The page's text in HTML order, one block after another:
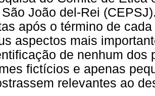
João del-Rei
após o término de
aspectos mais
de nenhum dos
fictícios e apenas
relevantes ao